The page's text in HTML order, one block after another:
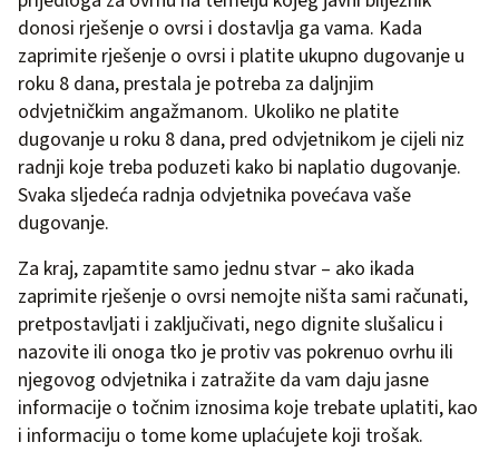
donosi rješenje o ovrsi i dostavlja ga vama. Kada
zaprimite rješenje o ovrsi i platite ukupno dugovanje u
roku 8 dana, prestala je potreba za daljnjim
odvjetničkim angažmanom. Ukoliko ne platite
dugovanje u roku 8 dana, pred odvjetnikom je cijeli niz
radnji koje treba poduzeti kako bi naplatio dugovanje.
Svaka sljedeća radnja odvjetnika povećava vaše
dugovanje.
Za kraj, zapamtite samo jednu stvar – ako ikada
zaprimite rješenje o ovrsi nemojte ništa sami računati,
pretpostavljati i zaključivati, nego dignite slušalicu i
nazovite ili onoga tko je protiv vas pokrenuo ovrhu ili
njegovog odvjetnika i zatražite da vam daju jasne
informacije o točnim iznosima koje trebate uplatiti, kao
i informaciju o tome kome uplaćujete koji trošak.